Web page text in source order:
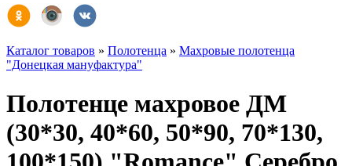
Каталог товаров » Полотенца » Махровые полотенца
"Донецкая мануфактура"
Полотенце махровое ДМ
(30*30, 40*60, 50*90, 70*130,